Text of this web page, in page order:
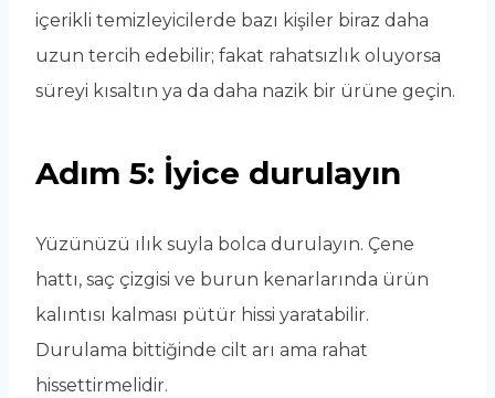
içerikli temizleyicilerde bazı kişiler biraz daha
uzun tercih edebilir; fakat rahatsızlık oluyorsa
süreyi kısaltın ya da daha nazik bir ürüne geçin.
Adım 5: İyice durulayın
Yüzünüzü ılık suyla bolca durulayın. Çene
hattı, saç çizgisi ve burun kenarlarında ürün
kalıntısı kalması pütür hissi yaratabilir.
Durulama bittiğinde cilt arı ama rahat
hissettirmelidir.